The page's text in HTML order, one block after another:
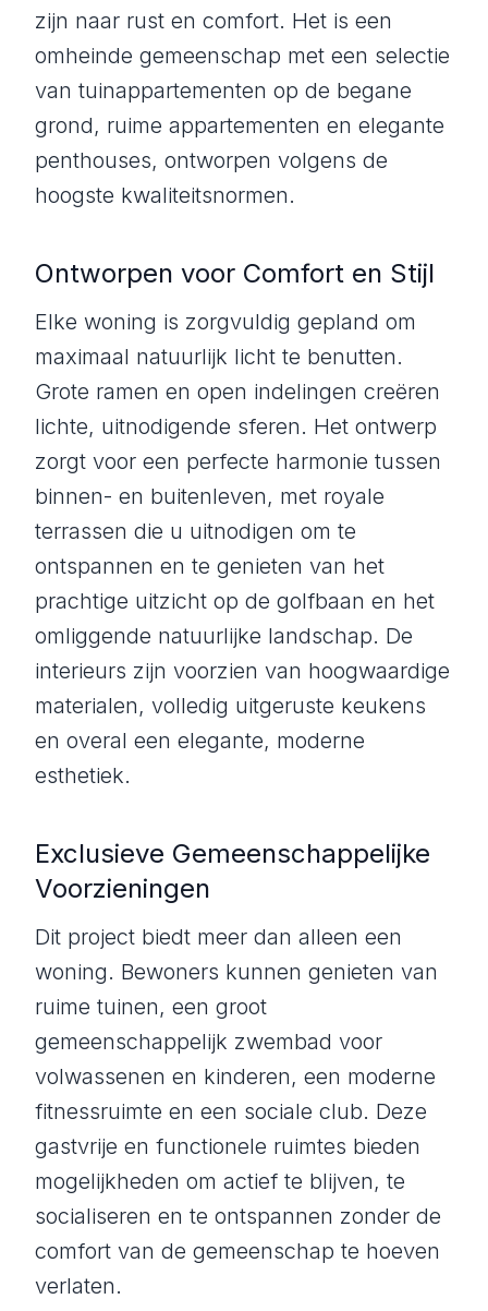
zijn naar rust en comfort. Het is een
omheinde gemeenschap met een selectie
van tuinappartementen op de begane
grond, ruime appartementen en elegante
penthouses, ontworpen volgens de
hoogste kwaliteitsnormen.
Ontworpen voor Comfort en Stijl
Elke woning is zorgvuldig gepland om
maximaal natuurlijk licht te benutten.
Grote ramen en open indelingen creëren
lichte, uitnodigende sferen. Het ontwerp
zorgt voor een perfecte harmonie tussen
binnen- en buitenleven, met royale
terrassen die u uitnodigen om te
ontspannen en te genieten van het
prachtige uitzicht op de golfbaan en het
omliggende natuurlijke landschap. De
interieurs zijn voorzien van hoogwaardige
materialen, volledig uitgeruste keukens
en overal een elegante, moderne
esthetiek.
Exclusieve Gemeenschappelijke
Voorzieningen
Dit project biedt meer dan alleen een
woning. Bewoners kunnen genieten van
ruime tuinen, een groot
gemeenschappelijk zwembad voor
volwassenen en kinderen, een moderne
fitnessruimte en een sociale club. Deze
gastvrije en functionele ruimtes bieden
mogelijkheden om actief te blijven, te
socialiseren en te ontspannen zonder de
comfort van de gemeenschap te hoeven
verlaten.